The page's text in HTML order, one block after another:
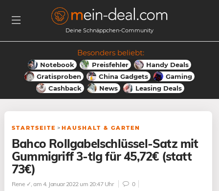
Deine Schnäppchen-Community
Besonders beliebt:
Notebook Preisfehler
Handy Deals
Gratisproben
China Gadgets
Gaming
Cashback
News Leasing Deals
STARTSEITE > HAUSHALT & GARTEN
Bahco Rollgabelschlüssel-Satz mit
Gummigriff 3-tlg für 45,72€ (statt
73€)
Rene ✓, am 4. Januar 2022 um 20:47 Uhr 0